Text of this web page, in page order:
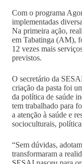
Com o programa
implementadas
Na primeira ação,
em Tabatinga (AM),
12 vezes mais
previstos.
O secretário da
criação da pasta foi
da política de saúde
tem trabalhado para
a atenção à saúde e
socioculturais,
“Sem dúvidas,
transformaram a